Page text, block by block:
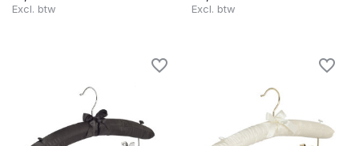
Excl. btw
Excl. btw